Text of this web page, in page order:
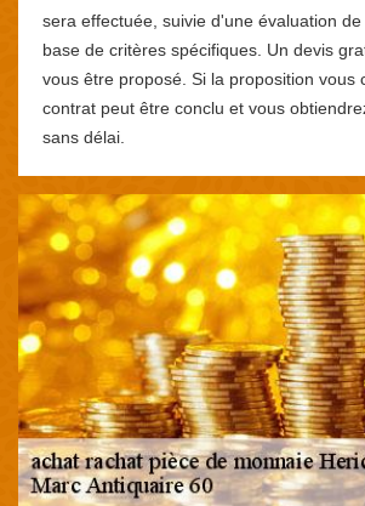
sera effectuée, suivie d'une évaluation
base de critères spécifiques. Un devis
vous être proposé. Si la proposition vous
contrat peut être conclu et vous
sans délai.